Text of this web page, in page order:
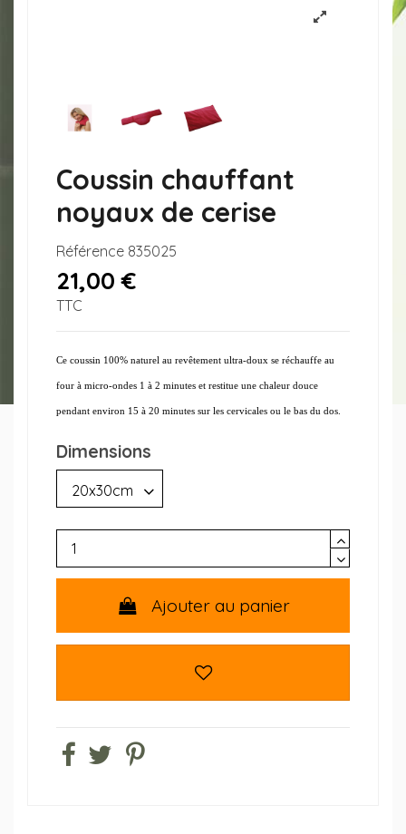
Coussin chauffant
noyaux de cerise
Référence 835025
21,00 €
TTC
Ce coussin 100% naturel au revêtement ultra-doux se réchauffe au
four à micro-ondes 1 à 2 minutes et restitue une chaleur douce
pendant environ 15 à 20 minutes sur les cervicales ou le bas du dos.
Dimensions
Ajouter au panier